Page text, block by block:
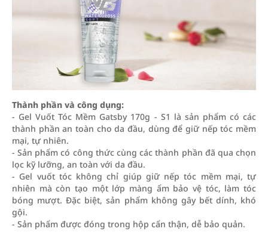
Thành phần và công dụng:
- Gel Vuốt Tóc Mềm Gatsby 170g - S1 là sản phẩm có các
thành phần an toàn cho da đầu, dùng để giữ nếp tóc mềm
mại, tự nhiên.
- Sản phẩm có công thức cùng các thành phần đã qua chọn
lọc kỹ lưỡng, an toàn với da đầu.
- Gel vuốt tóc không chỉ giúp giữ nếp tóc mềm mại, tự
nhiên mà còn tạo một lớp màng ẩm bảo vệ tóc, làm tóc
bóng mượt. Đặc biệt, sản phẩm không gây bết dính, khó
gội.
- Sản phẩm được đóng trong hộp cẩn thận, dễ bảo quản.